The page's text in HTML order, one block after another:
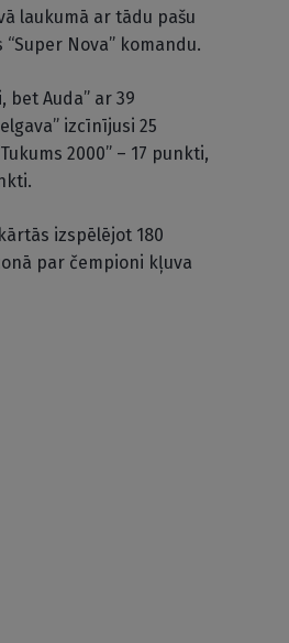
laukumā ar tādu pašu
Nova” komandu.
bet Auda” ar 39
izcīnījusi 25
2000” – 17 punkti,
izspēlējot 180
par čempioni kļuva